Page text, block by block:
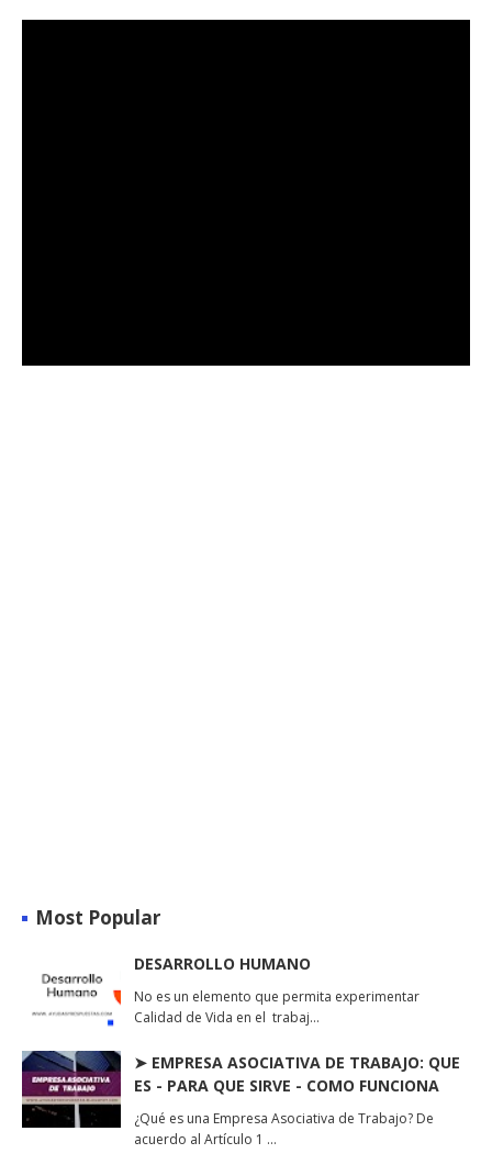
Most Popular
DESARROLLO HUMANO
No es un elemento que permita experimentar
Calidad de Vida en el trabaj…
➤ EMPRESA ASOCIATIVA DE TRABAJO: QUE
ES - PARA QUE SIRVE - COMO FUNCIONA
¿Qué es una Empresa Asociativa de Trabajo? De
acuerdo al Artículo 1 …